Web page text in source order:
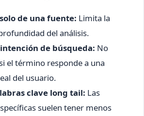
de una fuente: Limita la
del análisis.
de búsqueda: No
el término responde a una
del usuario.
clave long tail: Las
suelen tener menos